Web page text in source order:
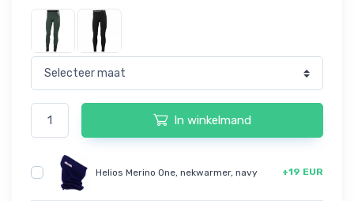
In winkelmand
Helios Merino One, nekwarmer, navy +19 EUR